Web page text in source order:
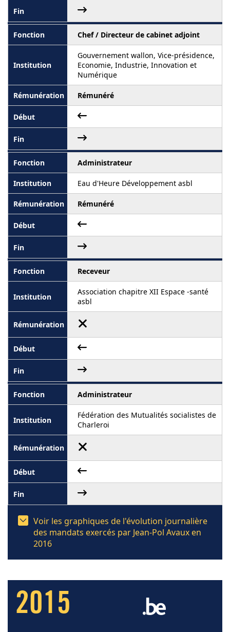
Chef / Directeur de cabinet adjoint
Gouvernement wallon, Vice-présidence,
Economie, Industrie, Innovation et
Numérique
Rémunéré
Administrateur
Eau d'Heure Développement asbl
Rémunéré
Receveur
Association chapitre XII Espace -santé
asbl
Administrateur
Fédération des Mutualités socialistes de
Charleroi
Voir les graphiques de l'évolution journalière
des mandats exercés par Jean-Pol Avaux en
2016
2015